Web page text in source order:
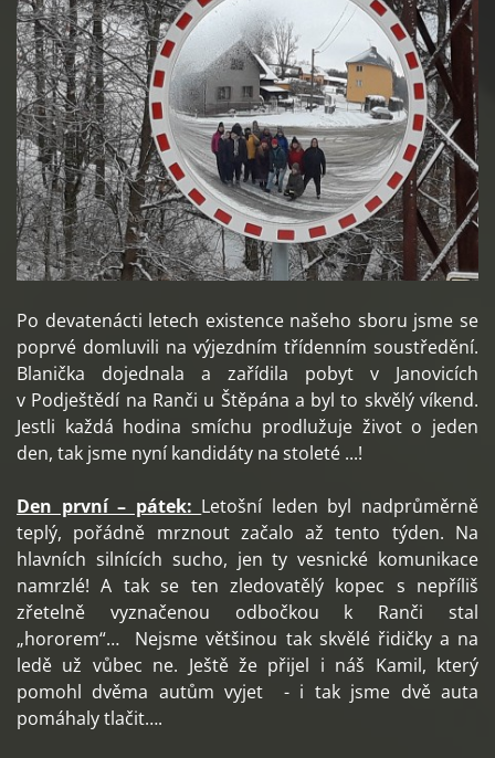
Po devatenácti letech existence našeho sboru jsme se
poprvé domluvili na výjezdním třídenním soustředění.
Blanička dojednala a zařídila pobyt v Janovicích
v Podještědí na Ranči u Štěpána a byl to skvělý víkend.
Jestli každá hodina smíchu prodlužuje život o jeden
den, tak jsme nyní kandidáty na stoleté ...!
Den první – pátek: Letošní leden byl nadprůměrně
teplý, pořádně mrznout začalo až tento týden. Na
hlavních silnících sucho, jen ty vesnické komunikace
namrzlé! A tak se ten zledovatělý kopec s nepříliš
zřetelně vyznačenou odbočkou k Ranči stal
„hororem“… Nejsme většinou tak skvělé řidičky a na
ledě už vůbec ne. Ještě že přijel i náš Kamil, který
pomohl dvěma autům vyjet - i tak jsme dvě auta
pomáhaly tlačit….